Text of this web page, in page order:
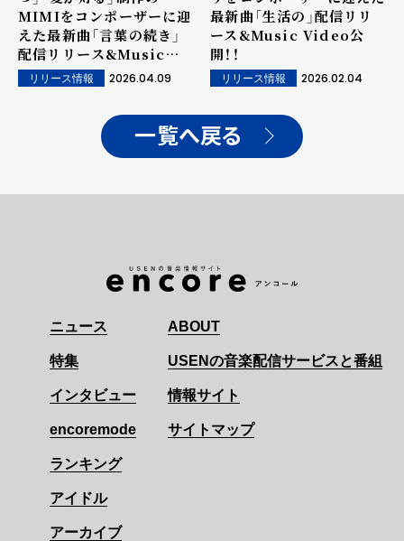
MIMIをコンポーザーに迎
えた最新曲「言葉の続き」
配信リリース&Music
Video公開！！
リリース情報 2026.04.09
最新曲「生活の」配信リリ
ース&Music Video公
開！！
リリース情報 2026.02.04
一覧へ戻る
ニュース
特集
インタビュー
encoremode
ランキング
アイドル
アーカイブ
ABOUT
USENの音楽配信サービスと番組
情報サイト
サイトマップ